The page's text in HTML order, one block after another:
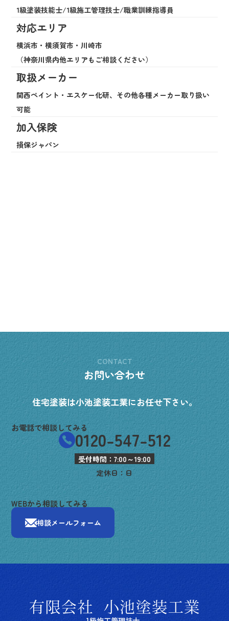
1級塗装技能士/1級施工管理技士/職業訓練指導員
対応エリア
横浜市・横須賀市・川崎市
​​​​​​​（神奈川県内他エリアもご相談ください）
取扱メーカー
関西ペイント・エスケー化研、その他各種メーカー取り扱い
可能
加入保険
損保ジャパン
お問い合わせ
CONTACT
住宅塗装は小池塗装工業にお任せ下さい。
お電話で相談してみる0120-547-512
受付時間：7:00～19:00
定休日：日
WEBから相談してみる
相談メールフォーム